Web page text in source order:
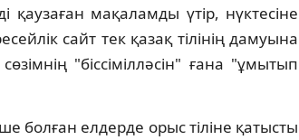
мақаламды үтiр, нүктесiне
сайт тек қазақ тiлiнiң дамуына
"бiссiмiлләсiн" ғана "ұмытып
болған елдерде орыс тiлiне қатысты